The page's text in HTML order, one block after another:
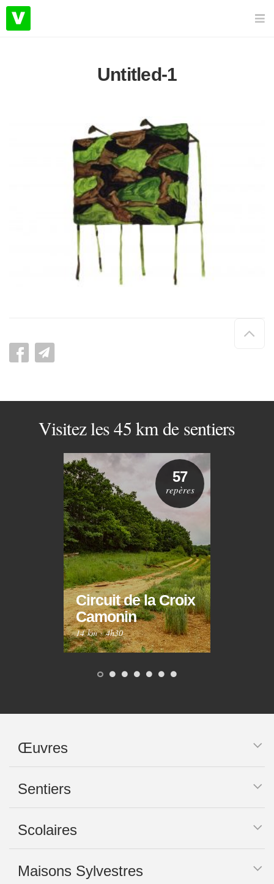
Untitled-1
de
Visitez les 45 km de sentiers
Circuit de la Croix
Camonin
14 km·4h30
57
repères
Œuvres
Sentiers
Scolaires
Maisons Sylvestres